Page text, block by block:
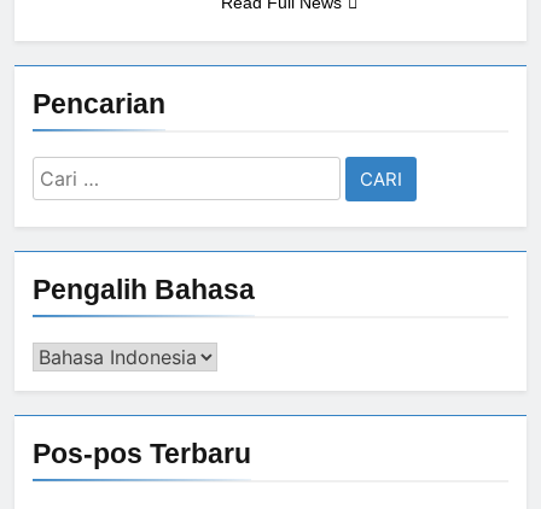
Pencarian
Cari
untuk:
Pengalih Bahasa
Pengalih
Pos-pos Terbaru